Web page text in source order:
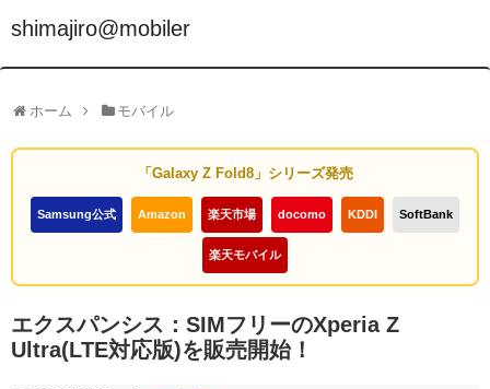
shimajiro@mobiler
ホーム モバイル
「Galaxy Z Fold8」シリーズ発売
Samsung公式 Amazon 楽天市場 docomo KDDI SoftBank
楽天モバイル
エクスパンシス：SIMフリーのXperia Z
Ultra(LTE対応版)を販売開始！